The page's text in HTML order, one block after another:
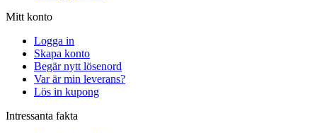
Mitt konto
Logga in
Skapa konto
Begär nytt lösenord
Var är min leverans?
Lös in kupong
Intressanta fakta